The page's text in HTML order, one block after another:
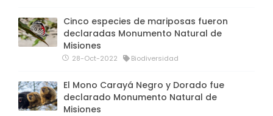
Cinco especies de mariposas fueron
declaradas Monumento Natural de
Misiones
28-Oct-2022 Biodiversidad
El Mono Carayá Negro y Dorado fue
declarado Monumento Natural de
Misiones